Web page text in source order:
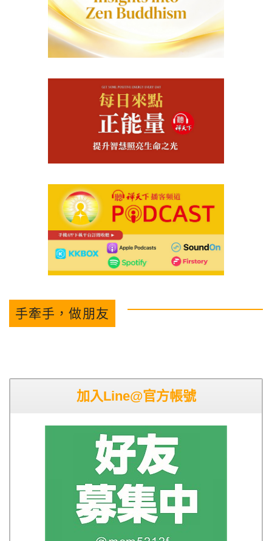
手牽手，做朋友
加入Line@官方帳號